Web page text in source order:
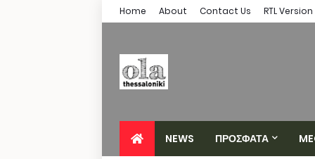
Home About Contact Us RTL Version
NEWS ΠΡΟΣΦΑΤΑ